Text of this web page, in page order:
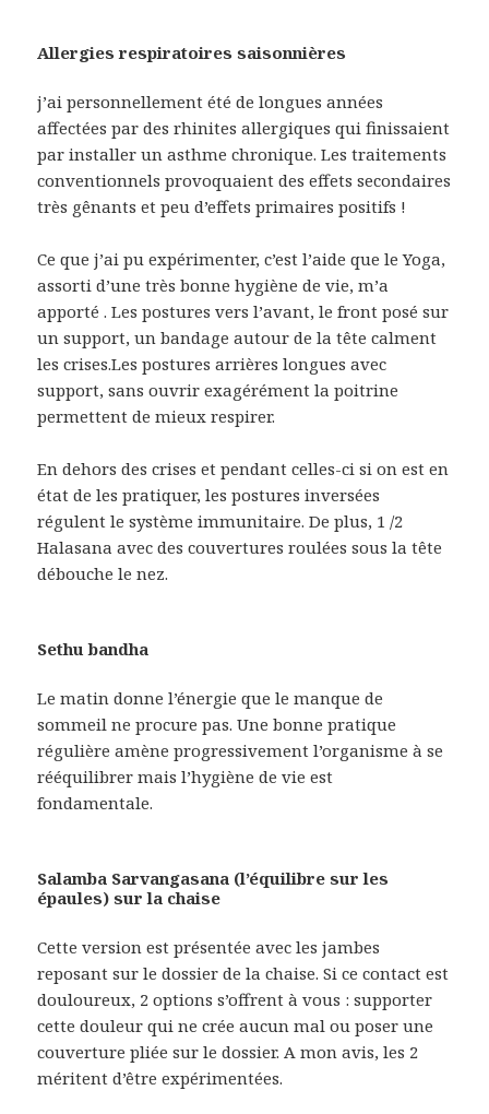
Allergies respiratoires saisonnières
j’ai personnellement été de longues années
affectées par des rhinites allergiques qui finissaient
par installer un asthme chronique. Les traitements
conventionnels provoquaient des effets secondaires
très gênants et peu d’effets primaires positifs !
Ce que j’ai pu expérimenter, c’est l’aide que le Yoga,
assorti d’une très bonne hygiène de vie, m’a
apporté . Les postures vers l’avant, le front posé sur
un support, un bandage autour de la tête calment
les crises.Les postures arrières longues avec
support, sans ouvrir exagérément la poitrine
permettent de mieux respirer.
En dehors des crises et pendant celles-ci si on est en
état de les pratiquer, les postures inversées
régulent le système immunitaire. De plus, 1 /2
Halasana avec des couvertures roulées sous la tête
débouche le nez.
Sethu bandha
Le matin donne l’énergie que le manque de
sommeil ne procure pas. Une bonne pratique
régulière amène progressivement l’organisme à se
rééquilibrer mais l’hygiène de vie est
fondamentale.
Salamba Sarvangasana (l’équilibre sur les
épaules) sur la chaise
Cette version est présentée avec les jambes
reposant sur le dossier de la chaise. Si ce contact est
douloureux, 2 options s’offrent à vous : supporter
cette douleur qui ne crée aucun mal ou poser une
couverture pliée sur le dossier. A mon avis, les 2
méritent d’être expérimentées.